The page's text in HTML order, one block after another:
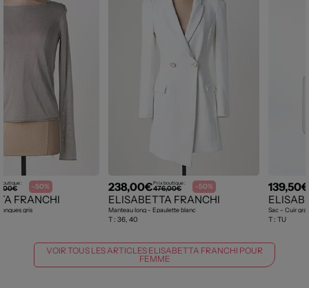
: -50%
FRANCHI
gris
238,00€Prix boutique :
476,00€ -50%
ELISABETTA FRANCHI
Manteau long - Epaulette blanc
T : 36, 40
139,50€
Sac - Cuir
T : TU
VOIR TOUS LES ARTICLES ELISABETTA FRANCHI POUR
FEMME